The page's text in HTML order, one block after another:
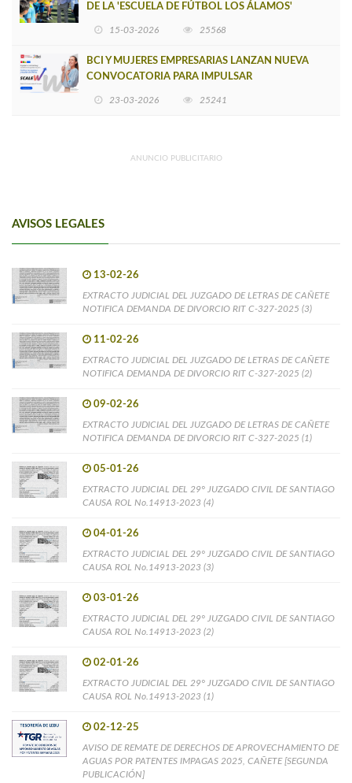
DE LA 'ESCUELA DE FÚTBOL LOS ÁLAMOS'
15-03-2026 25568
BCI Y MUJERES EMPRESARIAS LANZAN NUEVA
CONVOCATORIA PARA IMPULSAR
23-03-2026 25241
ANUNCIO PUBLICITARIO
AVISOS LEGALES
13-02-26
EXTRACTO JUDICIAL DEL JUZGADO DE LETRAS DE CAÑETE
NOTIFICA DEMANDA DE DIVORCIO RIT C-327-2025 (3)
11-02-26
EXTRACTO JUDICIAL DEL JUZGADO DE LETRAS DE CAÑETE
NOTIFICA DEMANDA DE DIVORCIO RIT C-327-2025 (2)
09-02-26
EXTRACTO JUDICIAL DEL JUZGADO DE LETRAS DE CAÑETE
NOTIFICA DEMANDA DE DIVORCIO RIT C-327-2025 (1)
05-01-26
EXTRACTO JUDICIAL DEL 29° JUZGADO CIVIL DE SANTIAGO
CAUSA ROL No.14913-2023 (4)
04-01-26
EXTRACTO JUDICIAL DEL 29° JUZGADO CIVIL DE SANTIAGO
CAUSA ROL No.14913-2023 (3)
03-01-26
EXTRACTO JUDICIAL DEL 29° JUZGADO CIVIL DE SANTIAGO
CAUSA ROL No.14913-2023 (2)
02-01-26
EXTRACTO JUDICIAL DEL 29° JUZGADO CIVIL DE SANTIAGO
CAUSA ROL No.14913-2023 (1)
02-12-25
AVISO DE REMATE DE DERECHOS DE APROVECHAMIENTO DE
AGUAS POR PATENTES IMPAGAS 2025, CAÑETE [SEGUNDA
PUBLICACIÓN]